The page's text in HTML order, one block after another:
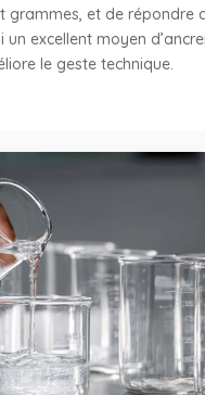
grammes, et de répondre
excellent moyen
le geste technique.